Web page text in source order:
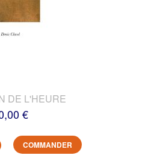
DE L'HEURE
€
COMMANDER